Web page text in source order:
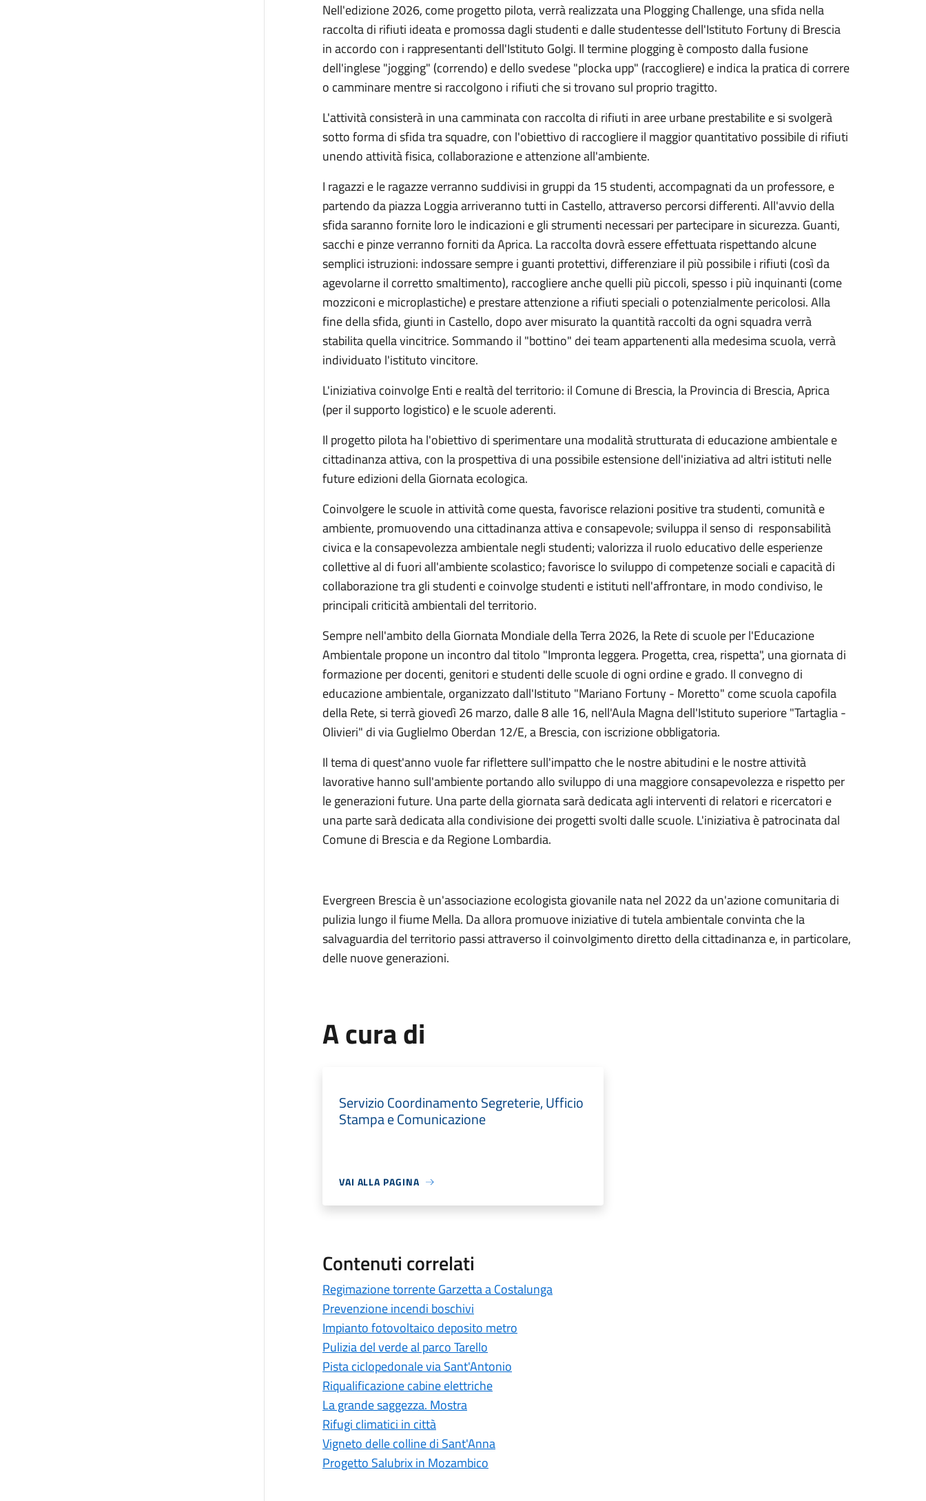
Nell'edizione 2026, come progetto pilota, verrà realizzata una Plogging Challenge, una sfida nella
raccolta di rifiuti ideata e promossa dagli studenti e dalle studentesse dell'Istituto Fortuny di Brescia
in accordo con i rappresentanti dell'Istituto Golgi. Il termine plogging è composto dalla fusione
dell'inglese "jogging" (correndo) e dello svedese "plocka upp" (raccogliere) e indica la pratica di correre
o camminare mentre si raccolgono i rifiuti che si trovano sul proprio tragitto.
L'attività consisterà in una camminata con raccolta di rifiuti in aree urbane prestabilite e si svolgerà
sotto forma di sfida tra squadre, con l'obiettivo di raccogliere il maggior quantitativo possibile di rifiuti
unendo attività fisica, collaborazione e attenzione all'ambiente.
I ragazzi e le ragazze verranno suddivisi in gruppi da 15 studenti, accompagnati da un professore, e
partendo da piazza Loggia arriveranno tutti in Castello, attraverso percorsi differenti. All'avvio della
sfida saranno fornite loro le indicazioni e gli strumenti necessari per partecipare in sicurezza. Guanti,
sacchi e pinze verranno forniti da Aprica. La raccolta dovrà essere effettuata rispettando alcune
semplici istruzioni: indossare sempre i guanti protettivi, differenziare il più possibile i rifiuti (così da
agevolarne il corretto smaltimento), raccogliere anche quelli più piccoli, spesso i più inquinanti (come
mozziconi e microplastiche) e prestare attenzione a rifiuti speciali o potenzialmente pericolosi. Alla
fine della sfida, giunti in Castello, dopo aver misurato la quantità raccolti da ogni squadra verrà
stabilita quella vincitrice. Sommando il "bottino" dei team appartenenti alla medesima scuola, verrà
individuato l'istituto vincitore.
L'iniziativa coinvolge Enti e realtà del territorio: il Comune di Brescia, la Provincia di Brescia, Aprica
(per il supporto logistico) e le scuole aderenti.
Il progetto pilota ha l'obiettivo di sperimentare una modalità strutturata di educazione ambientale e
cittadinanza attiva, con la prospettiva di una possibile estensione dell'iniziativa ad altri istituti nelle
future edizioni della Giornata ecologica.
Coinvolgere le scuole in attività come questa, favorisce relazioni positive tra studenti, comunità e
ambiente, promuovendo una cittadinanza attiva e consapevole; sviluppa il senso di responsabilità
civica e la consapevolezza ambientale negli studenti; valorizza il ruolo educativo delle esperienze
collettive al di fuori all'ambiente scolastico; favorisce lo sviluppo di competenze sociali e capacità di
collaborazione tra gli studenti e coinvolge studenti e istituti nell'affrontare, in modo condiviso, le
principali criticità ambientali del territorio.
Sempre nell'ambito della Giornata Mondiale della Terra 2026, la Rete di scuole per l'Educazione
Ambientale propone un incontro dal titolo "Impronta leggera. Progetta, crea, rispetta", una giornata di
formazione per docenti, genitori e studenti delle scuole di ogni ordine e grado. Il convegno di
educazione ambientale, organizzato dall'Istituto "Mariano Fortuny - Moretto" come scuola capofila
della Rete, si terrà giovedì 26 marzo, dalle 8 alle 16, nell'Aula Magna dell'Istituto superiore "Tartaglia -
Olivieri" di via Guglielmo Oberdan 12/E, a Brescia, con iscrizione obbligatoria.
Il tema di quest'anno vuole far riflettere sull'impatto che le nostre abitudini e le nostre attività
lavorative hanno sull'ambiente portando allo sviluppo di una maggiore consapevolezza e rispetto per
le generazioni future. Una parte della giornata sarà dedicata agli interventi di relatori e ricercatori e
una parte sarà dedicata alla condivisione dei progetti svolti dalle scuole. L'iniziativa è patrocinata dal
Comune di Brescia e da Regione Lombardia.
Evergreen Brescia è un'associazione ecologista giovanile nata nel 2022 da un'azione comunitaria di
pulizia lungo il fiume Mella. Da allora promuove iniziative di tutela ambientale convinta che la
salvaguardia del territorio passi attraverso il coinvolgimento diretto della cittadinanza e, in particolare,
delle nuove generazioni.
A cura di
Servizio Coordinamento Segreterie, Ufficio
Stampa e Comunicazione
VAI ALLA PAGINA
Contenuti correlati
Regimazione torrente Garzetta a Costalunga
Prevenzione incendi boschivi
Impianto fotovoltaico deposito metro
Pulizia del verde al parco Tarello
Pista ciclopedonale via Sant'Antonio
Riqualificazione cabine elettriche
La grande saggezza. Mostra
Rifugi climatici in città
Vigneto delle colline di Sant'Anna
Progetto Salubrix in Mozambico